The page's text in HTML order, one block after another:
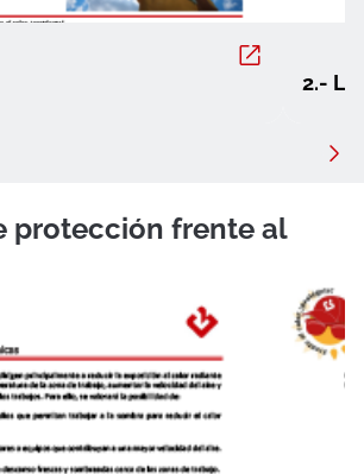
2.-
protección frente al